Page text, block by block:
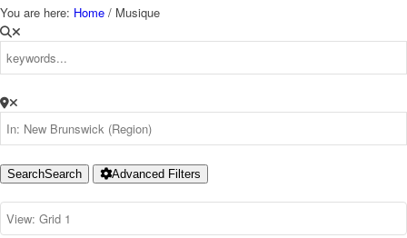
You are here: Home / Musique
SearchSearch Advanced Filters